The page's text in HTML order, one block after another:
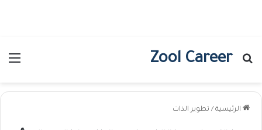
Zool Career
بحث عن
الرئيسية / تطوير الذات